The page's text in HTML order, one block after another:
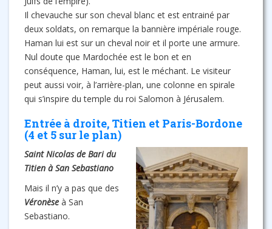
Il chevauche sur son cheval blanc et est entrainé par
deux soldats, on remarque la bannière impériale rouge.
Haman lui est sur un cheval noir et il porte une armure.
Nul doute que Mardochée est le bon et en
conséquence, Haman, lui, est le méchant. Le visiteur
peut aussi voir, à l’arrière-plan, une colonne en spirale
qui s’inspire du temple du roi Salomon à Jérusalem.
Entrée à droite, Titien et Paris-Bordone
(4 et 5 sur le plan)
Saint Nicolas de Bari du
Titien à San Sebastiano
Mais il n’y a pas que des
Véronèse à San
Sebastiano.